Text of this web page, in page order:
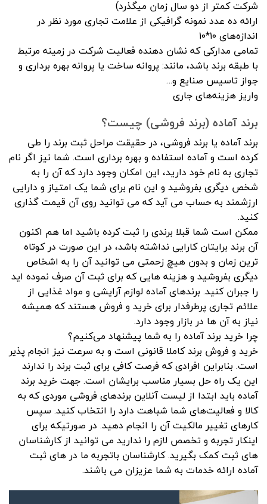
شرکت کمتر از دو سال زمان میگذرد)
ارائه ده عدد نمونه گرافیکی از علامت تجاری مورد نظر در
اندازه‌های ۱۰*۱۰
تمامی مدارکی که نشان دهنده فعالیت شرکت در زمینه مرتبط
با طبقه برند باشد، مانند: پروانه ساخت یا پروانه بهره برداری و
جواز تاسیس صنایع و…
واریز هزینه‌های جاری
برند آماده (برند فروشی) چیست؟
برند آماده یا برند فروشی، در حقیقت مراحل ثبت برند را طی
کرده است و آماده استفاده و بهره برداری است. شما نیز اگر نام
تجاری به نام خود دارید، این امکان وجود دارد که آن را به
شخص دیگری بفروشید و این نام برای شما یک امتیاز و دارایی
ارزشمند به حساب می آید که می توانید روی آن قیمت گذاری
کنید.
ممکن است شما قبلا برندی را ثبت کرده باشید اما هم اکنون
آن برند برایتان کارایی نداشته باشد، در این صورت در کوتاه
ترین زمان و بدون هیچ زحمتی می توانید آن را به اشخاص
دیگری بفروشید و هزینه هایی که برای ثبت آن صرف نموده اید
را جبران کنید. برندهای آماده لوازم آرایشی و مواد غذایی از
علائم تجاری پرطرفدار برای خرید و فروش هستند که همیشه
نیاز به آن ها در بازار وجود دارد.
چرا خرید برند آماده را به شما پیشنهاد می‌کنیم؟
خرید و فروش برند کاملا قانونی است و به سرعت نیز انجام پذیر
است. بنابراین افرادی که فرصت کافی برای ثبت برند را ندارند
این یک راه حل بسیار مناسب برایشان است. جهت خرید برند
آماده باید ابتدا از لیست آنلاین برندهای فروشی موردی که به
کالا و فعالیت‌های شما شباهت دارد را انتخاب کنید. سپس
کارهای تغییر مالکیت آن را انجام دهید. در صورتیکه برای
اینکار تجربه و تخصص لازم را ندارید می توانید از کارشناسان
های ثبت کمک بگیرید. کارشناسان باتجربه ما در های ثبت
آماده ارائه خدمات به شما عزیزان می باشند.